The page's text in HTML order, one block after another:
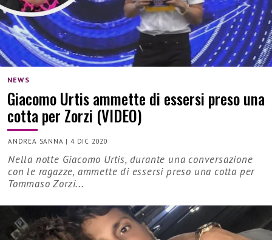
NEWS
Giacomo Urtis ammette di essersi preso una
cotta per Zorzi (VIDEO)
ANDREA SANNA |4 DIC 2020
Nella notte Giacomo Urtis, durante una conversazione
con le ragazze, ammette di essersi preso una cotta per
Tommaso Zorzi...